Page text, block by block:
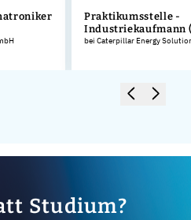
Praktikumsstelle -
Industriekaufmann
bei Caterpillar Energy
Studium?